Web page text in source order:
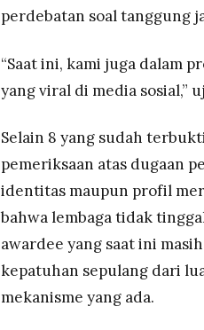
perdebatan soal tanggung
“Saat ini, kami juga dalam
yang viral di media sosial,”
Selain 8 yang sudah
pemeriksaan atas dugaan
identitas maupun profil
bahwa lembaga tidak
awardee yang saat ini
kepatuhan sepulang dari
mekanisme yang ada.